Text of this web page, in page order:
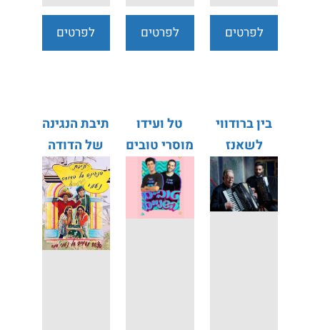
לפרטים
לפרטים
לפרטים
בין ברודווי
לשאנז
אליזה - אילן
זיו ג'קי
סיבליה
טל ועידו
מוסרי טובים
השניים
תיבת הנגינה
של הדודה
נעמי